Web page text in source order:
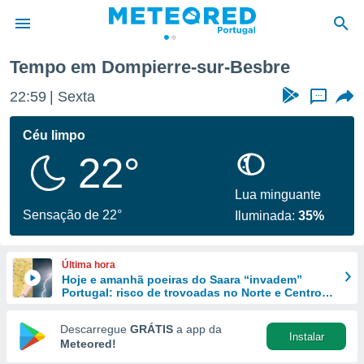
da
foi
fornecidas
a este
das
e
forma
digital
Tempo em Dompierre-sur-Besbre
22:59 Sexta ...
Céu limpo
22°
Sensação de 22°
Lua minguante
Iluminada:35%
Última hora
Hoje e amanhã poeiras do Saara “invadem”
Portugal: risco de trovoadas no Norte e Centro
Descarregue GRÁTIS a app da
Meteored!
Instalar